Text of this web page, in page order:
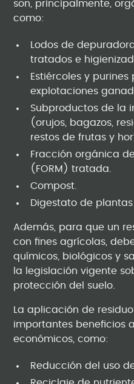
son, principalmente,
como:
Lodos de
tratados e
Estiércoles y
explotaciones
Subproductos de la
(orujos, bagazos,
restos de frutas y
Fracción orgánica
(FORM) tratada.
Compost.
Digestato de
Además, para que un
con fines agrícolas,
químicos, biológicos y
la legislación vigente
protección del suelo.
La aplicación de
importantes beneficios
económicos, como:
Reducción del uso